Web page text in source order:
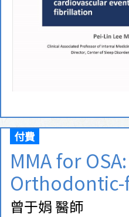
付費
MMA for
曾于娟 醫師